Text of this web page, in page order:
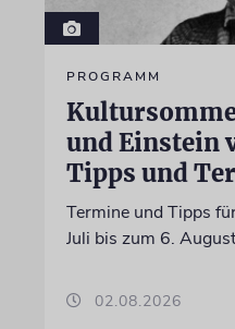
PROGRAMM
und Einstein
Tipps und
Termine und Tipps
Juli bis zum 6. August
02.08.2026